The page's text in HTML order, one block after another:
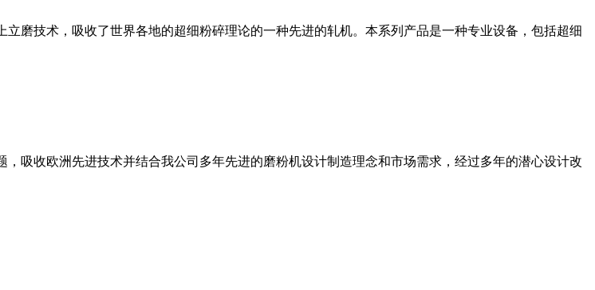
磨技术，吸收了世界各地的超细粉碎理论的一种先进的轧机。本系列产品是一种专业设备，包括超细
吸收欧洲先进技术并结合我公司多年先进的磨粉机设计制造理念和市场需求，经过多年的潜心设计改